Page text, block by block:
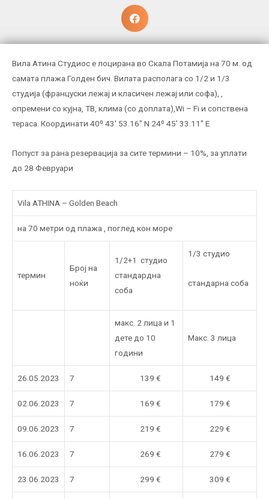
Вила Атина Студиос е лоцирана во Скала Потамија на 70 м. од
самата плажа Голден бич. Вилата располага со 1/2 и 1/3
студија (француски лежај и класичен лежај или софа), ,
опремени со кујна, ТВ, клима (со доплата),Wi – Fi и сопствена
тераса. Координати 40º 43′ 53.16″ N 24º 45′ 33.11″ E
Попуст за рана резервација за сите термини – 10%, за уплати
до 28 Февруари
Vila ATHINA – Golden Beach
на 70 метри од плажа , поглед кон море
термин
Број на
ноќи
1/2+1 студио
стандардна
соба
1/3 студио
стандарна соба
макс. 2 лица и 1
дете до 10
години
Макс. 3 лица
26.05.2023 7 139 € 149 €
02.06.2023 7 169 € 179 €
09.06.2023 7 219 € 229 €
16.06.2023 7 269 € 279 €
23.06.2023 7 299 € 309 €